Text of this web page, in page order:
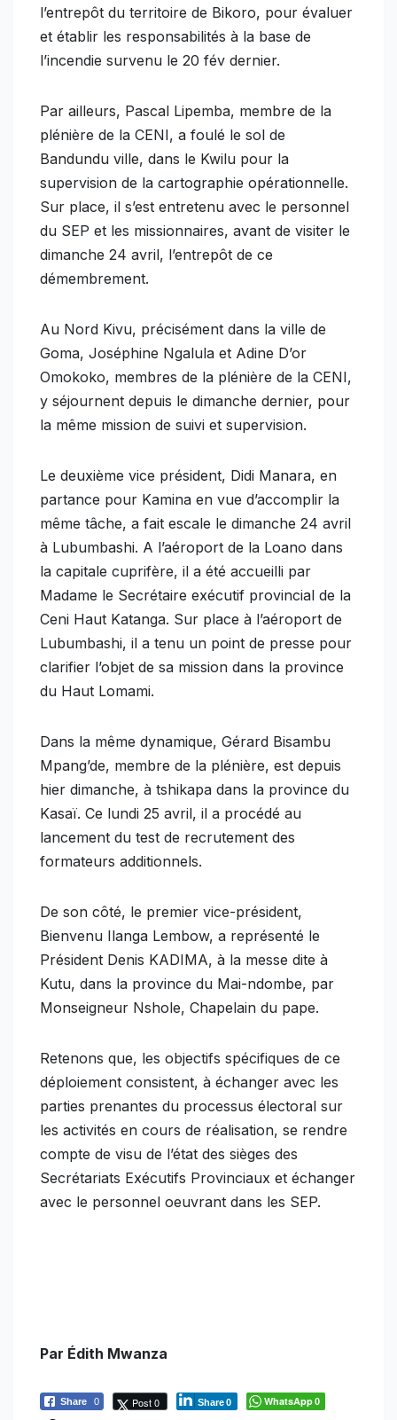
l’entrepôt du territoire de Bikoro, pour évaluer
et établir les responsabilités à la base de
l’incendie survenu le 20 fév dernier.
Par ailleurs, Pascal Lipemba, membre de la
plénière de la CENI, a foulé le sol de
Bandundu ville, dans le Kwilu pour la
supervision de la cartographie opérationnelle.
Sur place, il s’est entretenu avec le personnel
du SEP et les missionnaires, avant de visiter le
dimanche 24 avril, l’entrepôt de ce
démembrement.
Au Nord Kivu, précisément dans la ville de
Goma, Joséphine Ngalula et Adine D’or
Omokoko, membres de la plénière de la CENI,
y séjournent depuis le dimanche dernier, pour
la même mission de suivi et supervision.
Le deuxième vice président, Didi Manara, en
partance pour Kamina en vue d’accomplir la
même tâche, a fait escale le dimanche 24 avril
à Lubumbashi. A l’aéroport de la Loano dans
la capitale cuprifère, il a été accueilli par
Madame le Secrétaire exécutif provincial de la
Ceni Haut Katanga. Sur place à l’aéroport de
Lubumbashi, il a tenu un point de presse pour
clarifier l’objet de sa mission dans la province
du Haut Lomami.
Dans la même dynamique, Gérard Bisambu
Mpang’de, membre de la plénière, est depuis
hier dimanche, à tshikapa dans la province du
Kasaï. Ce lundi 25 avril, il a procédé au
lancement du test de recrutement des
formateurs additionnels.
De son côté, le premier vice-président,
Bienvenu Ilanga Lembow, a représenté le
Président Denis KADIMA, à la messe dite à
Kutu, dans la province du Mai-ndombe, par
Monseigneur Nshole, Chapelain du pape.
Retenons que, les objectifs spécifiques de ce
déploiement consistent, à échanger avec les
parties prenantes du processus électoral sur
les activités en cours de réalisation, se rendre
compte de visu de l’état des sièges des
Secrétariats Exécutifs Provinciaux et échanger
avec le personnel oeuvrant dans les SEP.
Par Édith Mwanza
Share 0 Post 0 Share0 WhatsApp0